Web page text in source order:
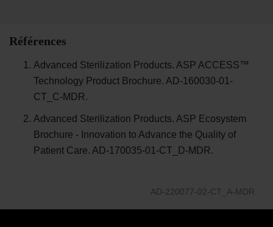
Références
Advanced Sterilization Products. ASP ACCESS™
Technology Product Brochure. AD-160030-01-
CT_C-MDR.
Advanced Sterilization Products. ASP Ecosystem
Brochure - Innovation to Advance the Quality of
Patient Care. AD-170035-01-CT_D-MDR.
AD-220077-02-CT_A-MDR